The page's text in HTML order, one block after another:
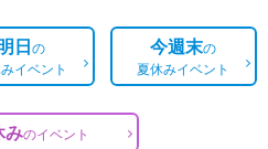
日の
イベント
今週末の
夏休みイベント
みのイベント